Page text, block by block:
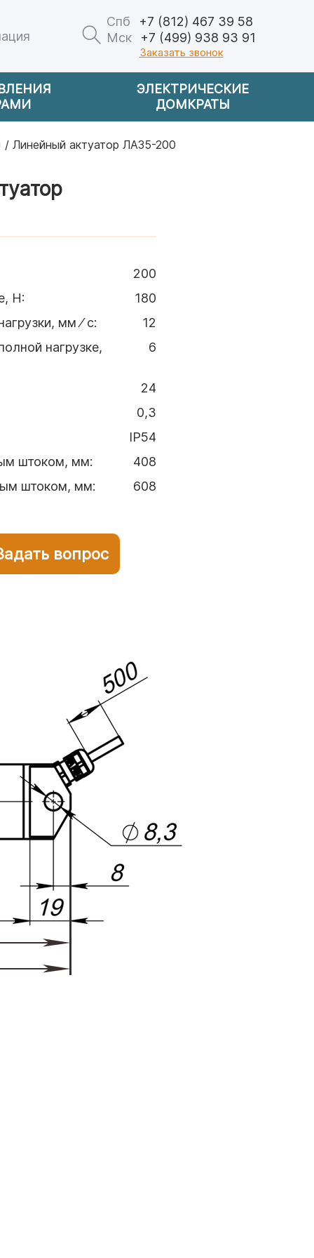
Спб
+7 (812) 467 39 58
Мск
+7 (499) 938 93 91
Заказать звонок
ЭЛЕКТРИЧЕСКИЕ
ДОМКРАТЫ
/ Линейный актуатор ЛА35-200
200
Н:
180
мм ⁄ с:
12
нагрузке,
6
24
0,3
IP54
штоком, мм:
408
штоком, мм: 608
вопрос